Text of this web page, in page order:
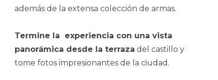
además de la extensa colección de armas.
Termine la experiencia con una vista
panorámica desde la terraza del castillo y
tome fotos impresionantes de la ciudad.